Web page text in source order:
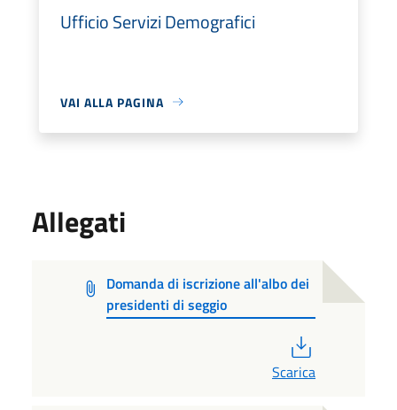
Ufficio Servizi Demografici
VAI ALLA PAGINA
Allegati
Domanda di iscrizione all'albo dei
presidenti di seggio
Scarica